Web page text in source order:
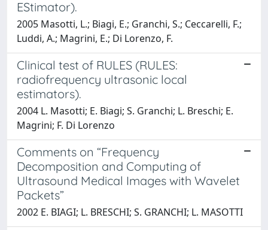
EStimator).
2005 Masotti, L.; Biagi, E.; Granchi, S.; Ceccarelli, F.;
Luddi, A.; Magrini, E.; Di Lorenzo, F.
Clinical test of RULES (RULES:
radiofrequency ultrasonic local
estimators).
2004 L. Masotti; E. Biagi; S. Granchi; L. Breschi; E.
Magrini; F. Di Lorenzo
Comments on “Frequency
Decomposition and Computing of
Ultrasound Medical Images with Wavelet
Packets”
2002 E. BIAGI; L. BRESCHI; S. GRANCHI; L. MASOTTI